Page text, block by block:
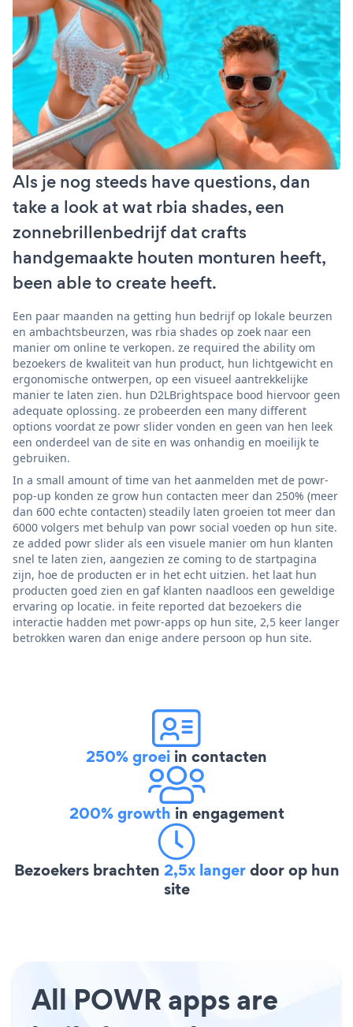
Als je nog steeds have questions, dan
take a look at wat rbia shades, een
zonnebrillenbedrijf dat crafts
handgemaakte houten monturen heeft,
been able to create heeft.
Een paar maanden na getting hun bedrijf op lokale beurzen
en ambachtsbeurzen, was rbia shades op zoek naar een
manier om online te verkopen. ze required the ability om
bezoekers de kwaliteit van hun product, hun lichtgewicht en
ergonomische ontwerpen, op een visueel aantrekkelijke
manier te laten zien. hun D2LBrightspace bood hiervoor geen
adequate oplossing. ze probeerden een many different
options voordat ze powr slider vonden en geen van hen leek
een onderdeel van de site en was onhandig en moeilijk te
gebruiken.
In a small amount of time van het aanmelden met de powr-
pop-up konden ze grow hun contacten meer dan 250% (meer
dan 600 echte contacten) steadily laten groeien tot meer dan
6000 volgers met behulp van powr social voeden op hun site.
ze added powr slider als een visuele manier om hun klanten
snel te laten zien, aangezien ze coming to de startpagina
zijn, hoe de producten er in het echt uitzien. het laat hun
producten goed zien en gaf klanten naadloos een geweldige
ervaring op locatie. in feite reported dat bezoekers die
interactie hadden met powr-apps op hun site, 2,5 keer langer
betrokken waren dan enige andere persoon op hun site.
250% groei in contacten
200% growth in engagement
Bezoekers brachten 2,5x langerdoor op hun
site
All POWR apps are